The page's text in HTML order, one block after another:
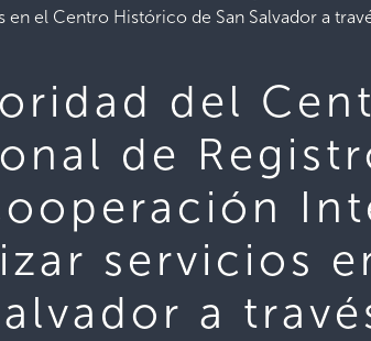
el Centro Histórico de San Salvador a
del
de
servicios
a